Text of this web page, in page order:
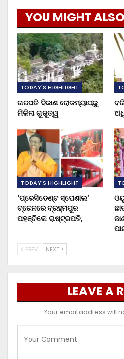
YOU MIGHT
TODAY'S HIGHLIGHT
ଗଜପତି ବିକାଶ ରୋଡମ୍ୟାପ୍‌କୁ
ମିଳିଲା ଗୁରୁତ୍ୱ
TODAY'S HIGHLIGHT
‘ପ୍ରେସିଡେଣ୍ଟ ସ୍ପେଶାଲ’
ଟ୍ରେନରେ ବ୍ରହ୍ମପୁର
ପହଞ୍ଚିଲେ ରାଷ୍ଟ୍ରପତି,
PREV NEXT
LEAVE A
Your email address will